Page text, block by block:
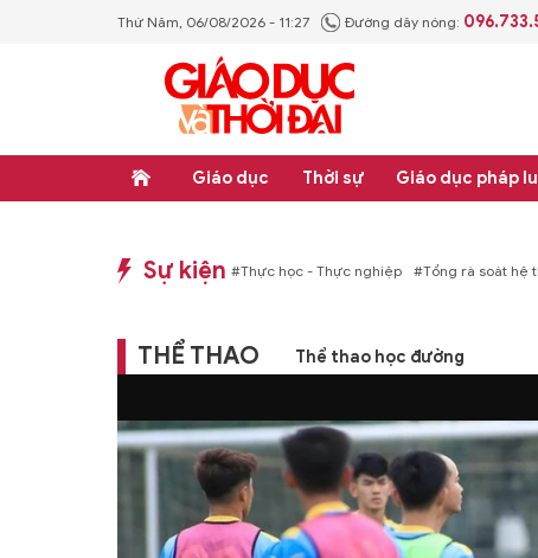
Thứ Năm, 06/08/2026 - 11:27 Đường dây nóng:
Giáo dục Thời sự Giáo dục pháp
Sự kiện
văn bản quy phạm pháp luật #Thực học - Thực nghiệp #Tổng rà soát hệ
THỂ THAO Thể thao học đường